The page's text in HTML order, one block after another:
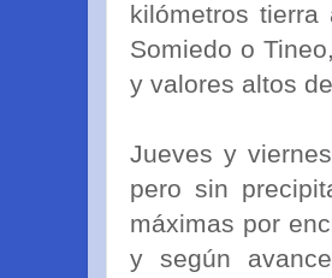
kilómetros
Somiedo o
y valores altos
Jueves y
pero sin
máximas por
y según